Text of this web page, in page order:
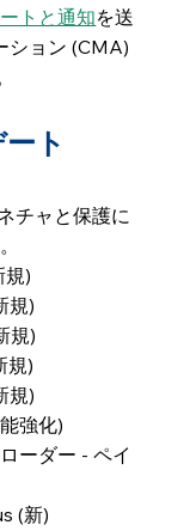
トと通知を送
ション (CMA)
ト
チャと保護に
)
規)
規)
規)
規)
強化)
ーダー - ペイ
(新)